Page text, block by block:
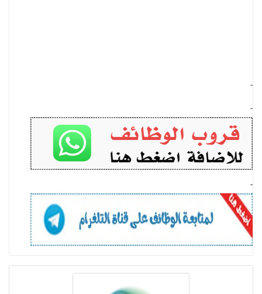
-
-
-